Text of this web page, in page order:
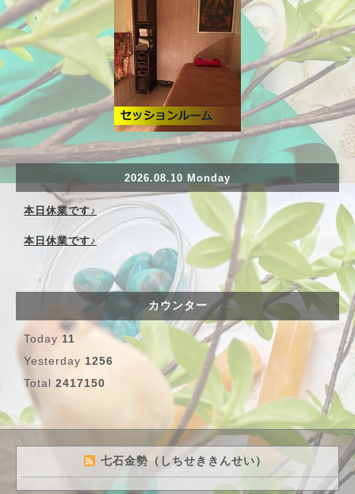
2026.08.10 Monday
本日休業です♪
本日休業です♪
カウンター
Today 11
Yesterday 1256
Total 2417150
七石金勢（しちせききんせい）